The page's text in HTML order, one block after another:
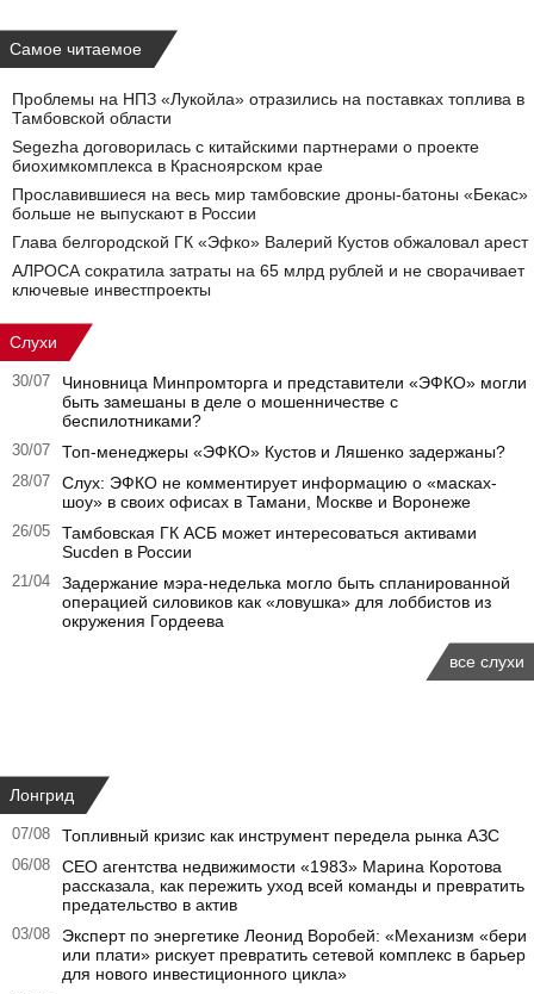
Самое читаемое
Проблемы на НПЗ «Лукойла» отразились на поставках топлива в
Тамбовской области
Segezha договорилась с китайскими партнерами о проекте
биохимкомплекса в Красноярском крае
Прославившиеся на весь мир тамбовские дроны-батоны «Бекас»
больше не выпускают в России
Глава белгородской ГК «Эфко» Валерий Кустов обжаловал арест
АЛРОСА сократила затраты на 65 млрд рублей и не сворачивает
ключевые инвестпроекты
Слухи
30/07
Чиновница Минпромторга и представители «ЭФКО» могли
быть замешаны в деле о мошенничестве с
беспилотниками?
30/07 Топ-менеджеры «ЭФКО» Кустов и Ляшенко задержаны?
28/07
Слух: ЭФКО не комментирует информацию о «масках-
шоу» в своих офисах в Тамани, Москве и Воронеже
26/05
Тамбовская ГК АСБ может интересоваться активами
Sucden в России
21/04
Задержание мэра-неделька могло быть спланированной
операцией силовиков как «ловушка» для лоббистов из
окружения Гордеева
все слухи
Лонгрид
07/08 Топливный кризис как инструмент передела рынка АЗС
06/08
CEO агентства недвижимости «1983» Марина Коротова
рассказала, как пережить уход всей команды и превратить
предательство в актив
03/08
Эксперт по энергетике Леонид Воробей: «Механизм «бери
или плати» рискует превратить сетевой комплекс в барьер
для нового инвестиционного цикла»